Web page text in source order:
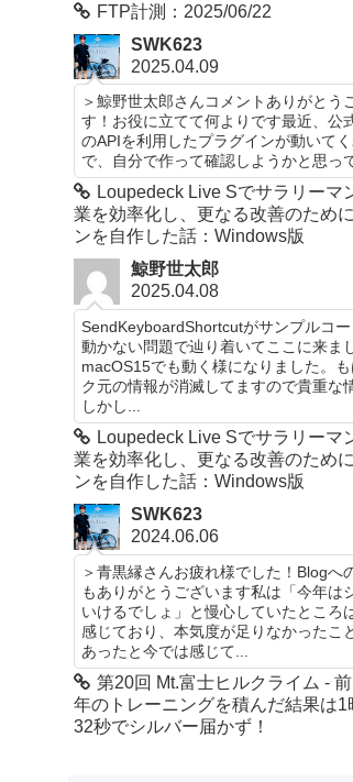
FTP計測：2025/06/22
SWK623
2025.04.09
＞鯨野世太郎さんコメントありがとう
す！お役に立てて何よりです最近、公
のAPIを利用したプラグインが動いて
で、自分で作って確認しようかと思っ
Loupedeck Live Sでサラリーマ
業を効率化し、更なる改善のため
ンを自作した話：Windows版
鯨野世太郎
2025.04.08
SendKeyboardShortcutがサンプルコ
動かない問題で辿り着いてここに来ま
macOS15でも動く様になりました。
ク元の情報が消滅してますので貴重な
しかし...
Loupedeck Live Sでサラリーマ
業を効率化し、更なる改善のため
ンを自作した話：Windows版
SWK623
2024.06.06
＞青黒縁さんお疲れ様でした！Blogへ
もありがとうございます私は「今年は
いけるでしょ」と慢心していたところ
感じており、本気度が足りなかったこ
あったと今では感じて...
第20回 Mt.富士ヒルクライム -
年のトレーニングを積んだ結果は1
32秒でシルバー届かず！